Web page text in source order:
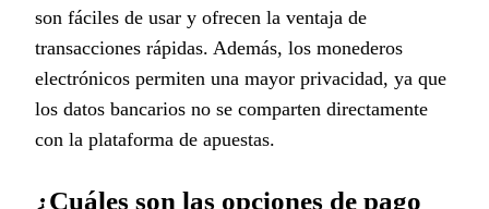
son fáciles de usar y ofrecen la ventaja de
transacciones rápidas. Además, los monederos
electrónicos permiten una mayor privacidad, ya que
los datos bancarios no se comparten directamente
con la plataforma de apuestas.
¿Cuáles son las opciones de pago